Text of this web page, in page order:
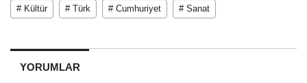
# Kültür # Türk # Cumhuriyet # Sanat
YORUMLAR